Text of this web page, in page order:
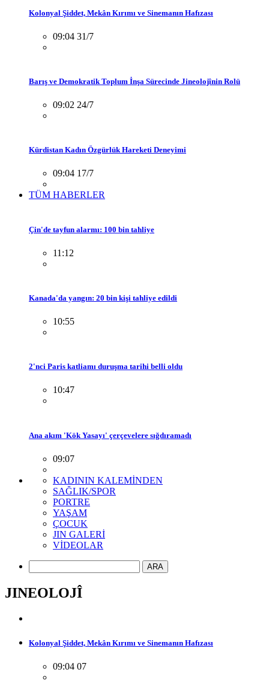
Kolonyal Şiddet, Mekân Kırımı ve Sinemanın Hafızası
09:04 31/7
Barış ve Demokratik Toplum İnşa Sürecinde Jineolojînin Rolü
09:02 24/7
Kürdistan Kadın Özgürlük Hareketi Deneyimi
09:04 17/7
TÜM HABERLER
Çin'de tayfun alarmı: 100 bin tahliye
11:12
Kanada'da yangın: 20 bin kişi tahliye edildi
10:55
2'nci Paris katliamı duruşma tarihi belli oldu
10:47
Ana akım 'Kök Yasayı' çerçevelere sığdıramadı
09:07
KADININ KALEMİNDEN
SAĞLIK/SPOR
PORTRE
YAŞAM
ÇOCUK
JIN GALERİ
VİDEOLAR
ARA
JINEOLOJÎ
Kolonyal Şiddet, Mekân Kırımı ve Sinemanın Hafızası
09:04 07